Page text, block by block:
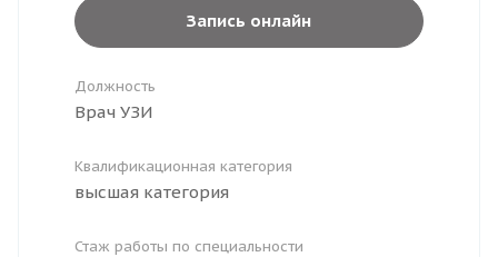
Запись онлайн
Должность
Врач УЗИ
Квалификационная категория
высшая категория
Стаж работы по специальности